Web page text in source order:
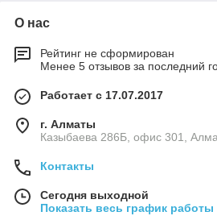
О нас
Рейтинг не сформирован
Менее 5 отзывов за последний
Работает с 17.07.2017
г. Алматы
Казыбаева 286Б, офис 301,
Контакты
Сегодня выходной
Показать весь график работы